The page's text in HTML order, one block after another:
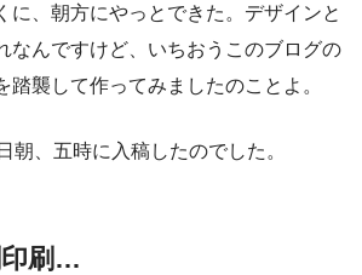
に、朝方にやっとできた。デザインと
なんですけど、いちおうこのブログの
踏襲して作ってみましたのことよ。
朝、五時に入稿したのでした。
印刷…